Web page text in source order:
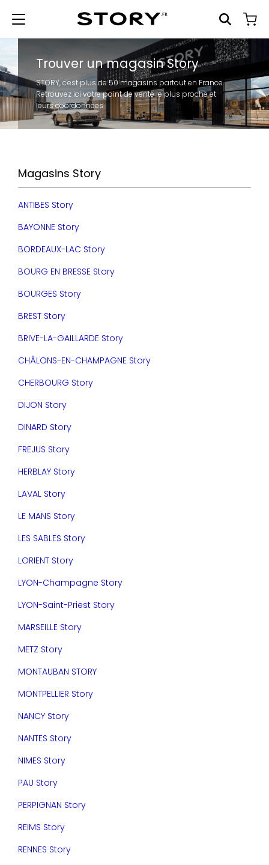
Trouver un magasin Story
STORY, c'est plus de 50 magasins partout en France.
Retrouvez ici votre point de vente le plus proche et
leurs coordonnées
Magasins Story
ANTIBES Story
BAYONNE Story
BORDEAUX-LAC Story
BOURG EN BRESSE Story
BOURGES Story
BREST Story
BRIVE-LA-GAILLARDE Story
CHÂLONS-EN-CHAMPAGNE Story
CHERBOURG Story
DIJON Story
DINARD Story
FREJUS Story
HERBLAY Story
LAVAL Story
LE MANS Story
LES SABLES Story
LORIENT Story
LYON-Champagne Story
LYON-Saint-Priest Story
MARSEILLE Story
METZ Story
MONTAUBAN STORY
MONTPELLIER Story
NANCY Story
NANTES Story
NIMES Story
PAU Story
PERPIGNAN Story
REIMS Story
RENNES Story